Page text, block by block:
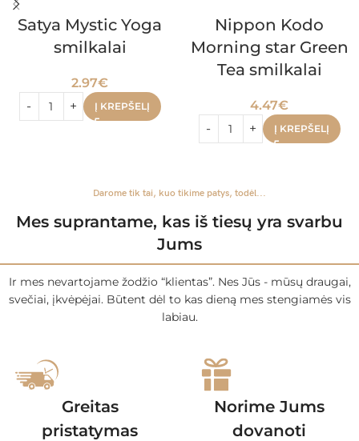
Satya Mystic Yoga
smilkalai
2.97€
Į KREPŠELĮ
Nippon Kodo
Morning star Green
Tea smilkalai
4.47€
Į KREPŠELĮ
Darome tik tai, kuo tikime patys, todėl...
Mes suprantame, kas iš tiesų yra svarbu
Jums
Ir mes nevartojame žodžio “klientas”. Nes Jūs - mūsų draugai,
svečiai, įkvėpėjai. Būtent dėl to kas dieną mes stengiamės vis
labiau.
Greitas
pristatymas
Norime Jums
dovanoti